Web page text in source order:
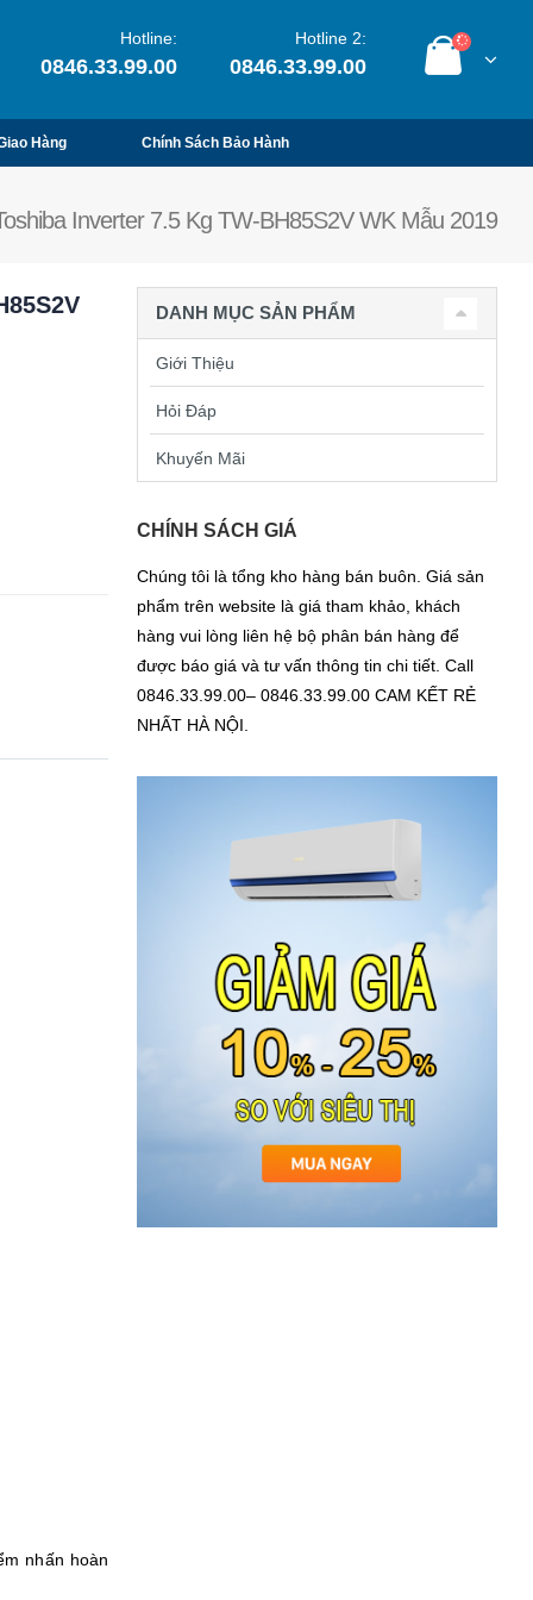
Hotline:
0846.33.99.00
Hotline 2:
0846.33.99.00
Hàng Chính Sách Bảo Hành
Inverter 7.5 Kg TW-BH85S2V WK Mẫu 2019
nhấn hoàn
DANH MỤC SẢN PHẨM
Giới Thiệu
Hỏi Đáp
Khuyến Mãi
CHÍNH SÁCH GIÁ
Chúng tôi là tổng kho hàng bán buôn. Giá sản
phẩm trên website là giá tham khảo, khách
hàng vui lòng liên hệ bộ phân bán hàng để
được báo giá và tư vấn thông tin chi tiết. Call
0846.33.99.00– 0846.33.99.00 CAM KẾT RẺ
NHẤT HÀ NỘI.